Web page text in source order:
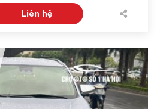
Liên hệ